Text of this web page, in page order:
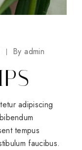
By admin
adipiscing
tempus
faucibus.